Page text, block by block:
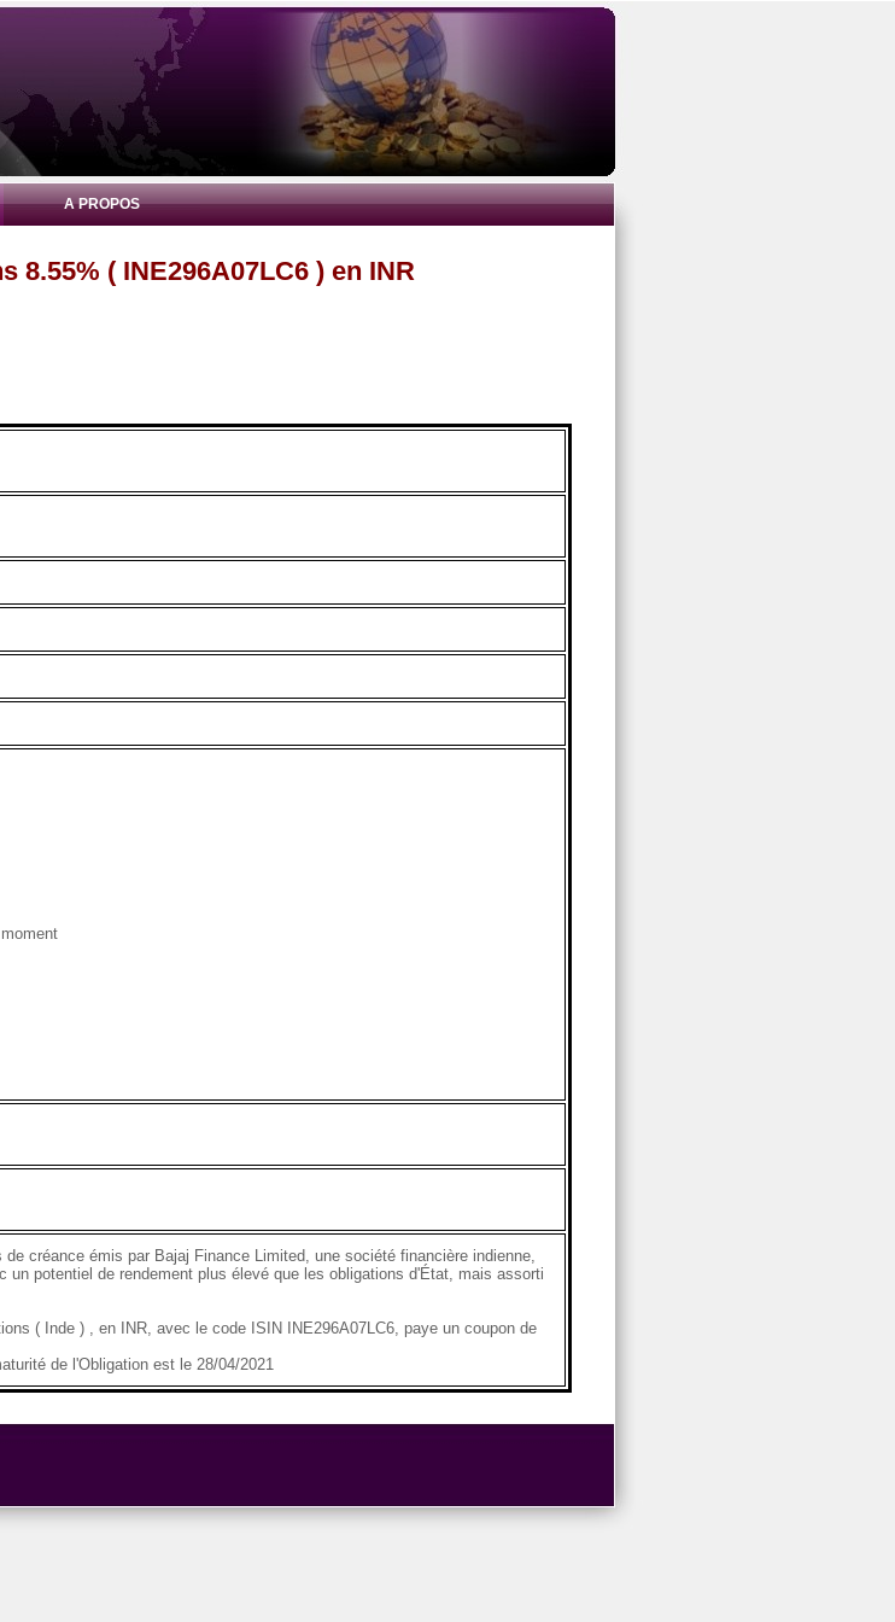
A PROPOS
( INE296A07LC6 ) en INR
créance émis par Bajaj Finance Limited, une société financière indienne,
potentiel de rendement plus élevé que les obligations d'État, mais assorti
( Inde ) , en INR, avec le code ISIN INE296A07LC6, paye un coupon de
de l'Obligation est le 28/04/2021